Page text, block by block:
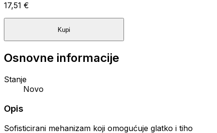
17,51 €
Kupi
Osnovne informacije
Stanje
Novo
Opis
Sofisticirani mehanizam koji omogućuje glatko i tiho